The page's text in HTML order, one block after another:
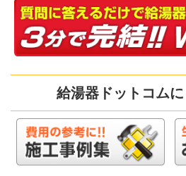
給湯器ドットコムに